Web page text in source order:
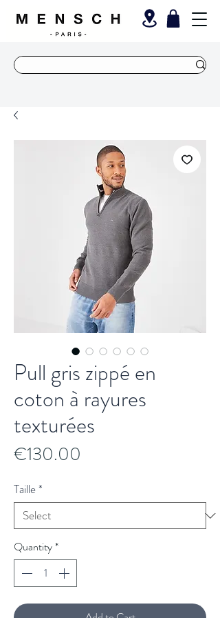
Pull gris zippé en
coton à rayures
texturées
€130.00
Taille*
Quantity*